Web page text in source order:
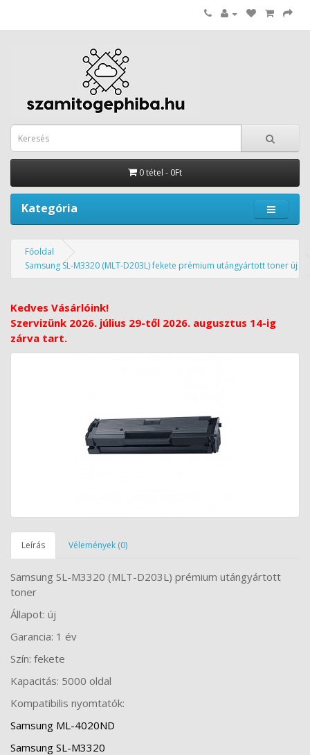
0 tétel - 0Ft
Kategória
Főoldal
Samsung SL-M3320 (MLT-D203L) fekete prémium utángyártott toner új
Kedves Vásárlóink!
Szervizünk 2026. július 29-től 2026. augusztus 14-ig
zárva tart.
Leírás Vélemények (0)
Samsung SL-M3320 (MLT-D203L) prémium utángyártott
toner
Állapot: új
Garancia: 1 év
Szín: fekete
Kapacitás: 5000 oldal
Kompatibilis nyomtatók:
Samsung ML-4020ND
Samsung SL-M3320